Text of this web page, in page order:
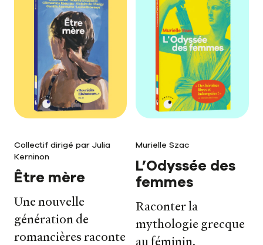
Collectif dirigé par Julia
Kerninon
Être mère
Une nouvelle
génération de
romancières raconte
Murielle Szac
L’Odyssée des
femmes
Raconter la
mythologie grecque